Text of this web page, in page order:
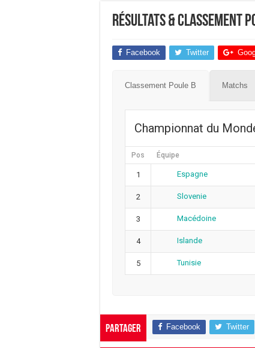
Résultats & Classement
Facebook Twitter
Classement Poule B Matchs
Championnat du
Pos Équipe
1 Espagne
2 Slovenie
3 Macédoine
4 Islande
5 Tunisie
Partager Facebook Twitter